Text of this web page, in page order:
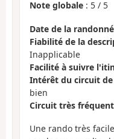
Note globale : 5 / 5
Date de la
Fiabilité de la
Inapplicable
Facilité à suivre
Intérêt du circuit
bien
Circuit très
Une rando très